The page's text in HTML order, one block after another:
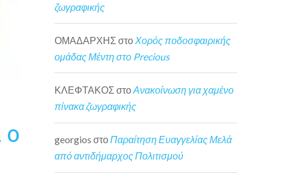
ο
ζωγραφικής
ΟΜΑΔΑΡΧΗΣ στο Χορός ποδοσφαιρικής
ομάδας Μέντη στο Precious
ΚΛΕΦΤΑΚΟΣ στοΑνακοίνωση για χαμένο
πίνακα ζωγραφικής
georgios στοΠαραίτηση Ευαγγελίας Μελά
από αντιδήμαρχος Πολιτισμού